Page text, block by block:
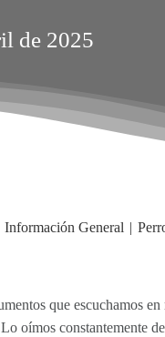
de 2025
Información General
que escuchamos
oímos constantemente